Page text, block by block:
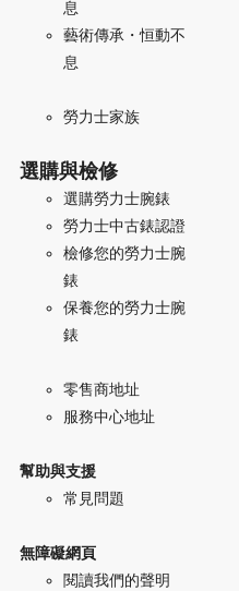
息
藝術傳承・恒動不
息
勞力士家族
選購與檢修
選購勞力士腕錶
勞力士中古錶認證
檢修您的勞力士腕
錶
保養您的勞力士腕
錶
零售商地址
服務中心地址
幫助與支援
常見問題
無障礙網頁
閱讀我們的聲明